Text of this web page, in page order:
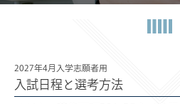
2027年4月入学志願者用
入試日程と選考方法